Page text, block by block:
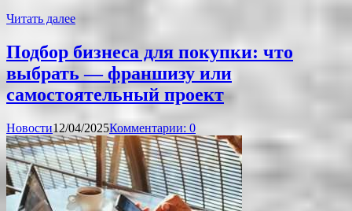
Читать далее
Подбор бизнеса для покупки: что
выбрать — франшизу или
самостоятельный проект
Новости12/04/2025Комментарии: 0